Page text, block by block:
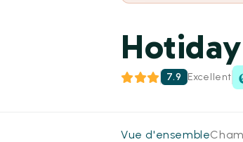
7.9 Excellent
Vue d'ensemble